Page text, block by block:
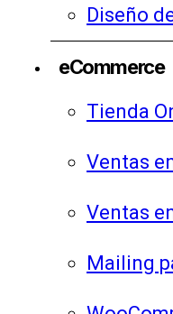
Diseño
eCommerce
Tienda
Ventas
Ventas
Mailing